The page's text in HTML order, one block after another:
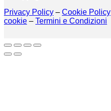
Privacy Policy – Cookie Policy
cookie – Termini e Condizioni